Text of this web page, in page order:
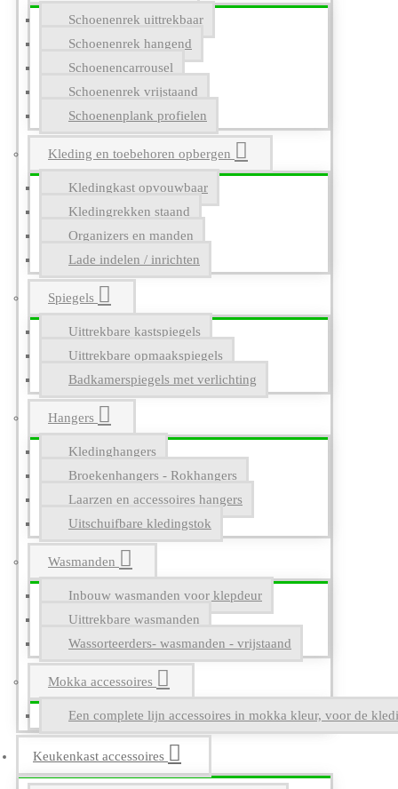
Schoenenrek uittrekbaar
Schoenenrek hangend
Schoenencarrousel
Schoenenrek vrijstaand
Schoenenplank profielen
Kleding en toebehoren opbergen
Kledingkast opvouwbaar
Kledingrekken staand
Organizers en manden
Lade indelen / inrichten
Spiegels
Uittrekbare kastspiegels
Uittrekbare opmaakspiegels
Badkamerspiegels met verlichting
Hangers
Kledinghangers
Broekenhangers - Rokhangers
Laarzen en accessoires hangers
Uitschuifbare kledingstok
Wasmanden
Inbouw wasmanden voor klepdeur
Uittrekbare wasmanden
Wassorteerders- wasmanden - vrijstaand
Mokka accessoires
Een complete lijn accessoires in mokka kleur, voor de
Keukenkast accessoires